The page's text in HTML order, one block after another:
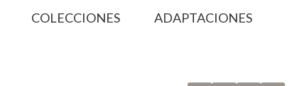
COLECCIONES ADAPTACIONES